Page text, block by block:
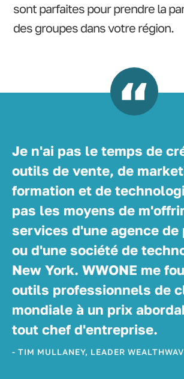
sont parfaites pour prendre la
des groupes dans votre région.
Je n'ai pas le temps de
outils de vente, de
formation et de
pas les moyens de
services d'une agence
ou d'une société de
New York. WWONE me
outils professionnels de
mondiale à un prix
tout chef d'entreprise.
- TIM MULLANEY, LEADER